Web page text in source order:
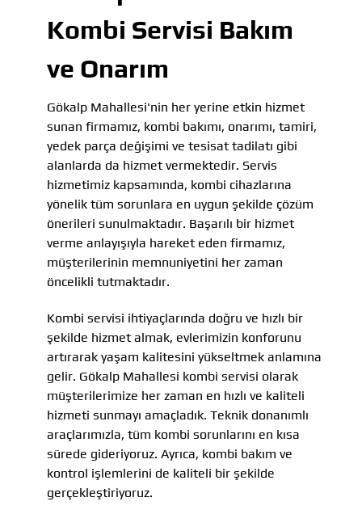
Kombi Servisi Bakım
ve Onarım
Gökalp Mahallesi'nin her yerine etkin hizmet
sunan firmamız, kombi bakımı, onarımı, tamiri,
yedek parça değişimi ve tesisat tadilatı gibi
alanlarda da hizmet vermektedir. Servis
hizmetimiz kapsamında, kombi cihazlarına
yönelik tüm sorunlara en uygun şekilde çözüm
önerileri sunulmaktadır. Başarılı bir hizmet
verme anlayışıyla hareket eden firmamız,
müşterilerinin memnuniyetini her zaman
öncelikli tutmaktadır.
Kombi servisi ihtiyaçlarında doğru ve hızlı bir
şekilde hizmet almak, evlerimizin konforunu
artırarak yaşam kalitesini yükseltmek anlamına
gelir. Gökalp Mahallesi kombi servisi olarak
müşterilerimize her zaman en hızlı ve kaliteli
hizmeti sunmayı amaçladık. Teknik donanımlı
araçlarımızla, tüm kombi sorunlarını en kısa
sürede gideriyoruz. Ayrıca, kombi bakım ve
kontrol işlemlerini de kaliteli bir şekilde
gerçekleştiriyoruz.